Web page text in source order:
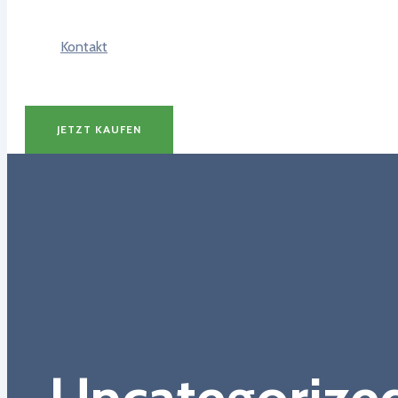
Kontakt
JETZT KAUFEN